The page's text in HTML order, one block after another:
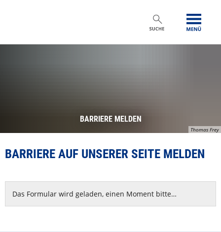
Thomas Frey
BARRIERE MELDEN
BARRIERE AUF UNSERER SEITE MELDEN
Das Formular wird geladen, einen Moment bitte…